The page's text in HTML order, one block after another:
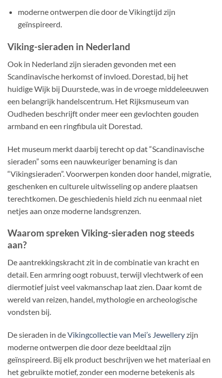
moderne ontwerpen die door de Vikingtijd zijn
geïnspireerd.
Viking-sieraden in Nederland
Ook in Nederland zijn sieraden gevonden met een
Scandinavische herkomst of invloed. Dorestad, bij het
huidige Wijk bij Duurstede, was in de vroege middeleeuwen
een belangrijk handelscentrum. Het Rijksmuseum van
Oudheden beschrijft onder meer een gevlochten gouden
armband en een ringfibula uit Dorestad.
Het museum merkt daarbij terecht op dat “Scandinavische
sieraden” soms een nauwkeuriger benaming is dan
“Vikingsieraden”. Voorwerpen konden door handel, migratie,
geschenken en culturele uitwisseling op andere plaatsen
terechtkomen. De geschiedenis hield zich nu eenmaal niet
netjes aan onze moderne landsgrenzen.
Waarom spreken Viking-sieraden nog steeds
aan?
De aantrekkingskracht zit in de combinatie van kracht en
detail. Een armring oogt robuust, terwijl vlechtwerk of een
diermotief juist veel vakmanschap laat zien. Daar komt de
wereld van reizen, handel, mythologie en archeologische
vondsten bij.
De sieraden in deVikingcollectie van Mei’s Jewelleryzijn
moderne ontwerpen die door deze beeldtaal zijn
geïnspireerd. Bij elk product beschrijven we het materiaal en
het gebruikte motief, zonder een moderne betekenis als